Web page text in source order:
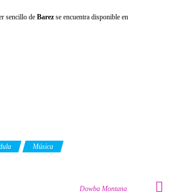
sencillo de Barez se encuentra disponible en
Música
Dowba Montana